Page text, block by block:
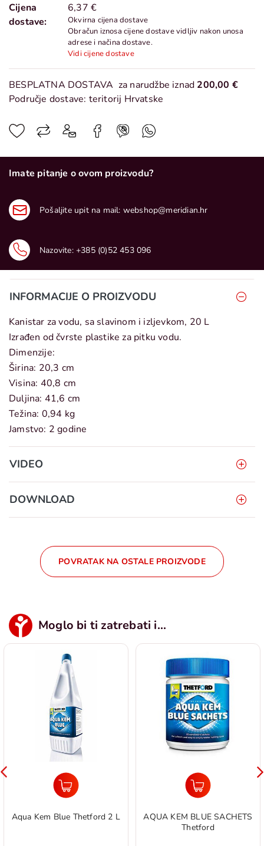
Cijena
dostave:
6,37 €
Okvirna cijena dostave
Obračun iznosa cijene dostave vidljiv nakon unosa
adrese i načina dostave.
Vidi cijene dostave
BESPLATNA DOSTAVA za narudžbe iznad 200,00 €
Područje dostave: teritorij Hrvatske
Imate pitanje o ovom proizvodu?
Pošaljite upit na mail: webshop@meridian.hr
Nazovite: +385 (0)52 453 096
INFORMACIJE O PROIZVODU
Kanistar za vodu, sa slavinom i izljevkom, 20 L
Izrađen od čvrste plastike za pitku vodu.
Dimenzije:
Širina: 20,3 cm
Visina: 40,8 cm
Duljina: 41,6 cm
Težina: 0,94 kg
Jamstvo: 2 godine
VIDEO
DOWNLOAD
POVRATAK NA OSTALE PROIZVODE
Moglo bi ti zatrebati i...
Aqua Kem Blue Thetford 2 L
AQUA KEM BLUE SACHETS
Thetford